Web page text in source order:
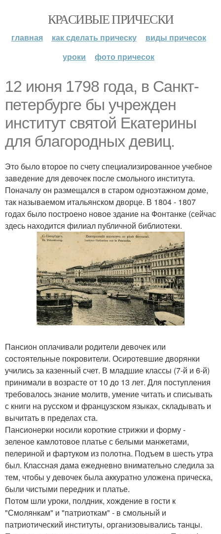
КРАСИВЫЕ ПРИЧЕСКИ
главная как сделать прическу
виды причесок
уроки
фото причесок
12 июня 1798 года, в Санкт-
петербурге бы учрежден
институт святой Екатерины
для благородных девиц.
Это было второе по счету специализированное учебное
заведение для девочек после смольного института.
Поначалу он размещался в старом одноэтажном доме,
так называемом итальянском дворце. В 1804 - 1807
годах было построено новое здание на Фонтанке (сейчас
здесь находится филиал публичной библиотеки.
Пансион оплачивали родители девочек или
состоятельные покровители. Осиротевшие дворянки
учились за казенный счет. В младшие классы (7-й и 6-й)
принимали в возрасте от 10 до 13 лет. Для поступления
требовалось знание молитв, умение читать и списывать
с книги на русском и французском языках, складывать и
вычитать в пределах ста.
Пансионерки носили короткие стрижки и форму -
зеленое камлотовое платье с белыми манжетами,
пелериной и фартуком из полотна. Подъем в шесть утра
был. Классная дама ежедневно внимательно следила за
тем, чтобы у девочек была аккуратно уложена прическа,
были чистыми передник и платье.
Потом шли уроки, полдник, хождение в гости к
"Смолянкам" и "патриоткам" - в смольный и
патриотический институты, организовывались танцы.